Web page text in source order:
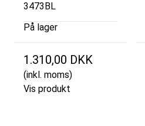
3473BL
På lager
1.310,00 DKK
(inkl. moms)
Vis produkt